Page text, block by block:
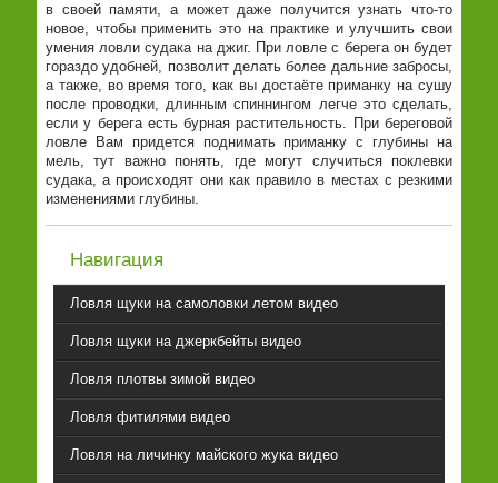
Навигация
Ловля щуки на самоловки летом видео
Ловля щуки на джеркбейты видео
Ловля плотвы зимой видео
Ловля фитилями видео
Ловля на личинку майского жука видео
в своей памяти, а может даже получится узнать что-то
новое, чтобы применить это на практике и улучшить свои
умения ловли судака на джиг. При ловле с берега он будет
гораздо удобней, позволит делать более дальние забросы,
а также, во время того, как вы достаёте приманку на сушу
после проводки, длинным спиннингом легче это сделать,
если у берега есть бурная растительность. При береговой
ловле Вам придется поднимать приманку с глубины на
мель, тут важно понять, где могут случиться поклевки
судака, а происходят они как правило в местах с резкими
изменениями глубины.